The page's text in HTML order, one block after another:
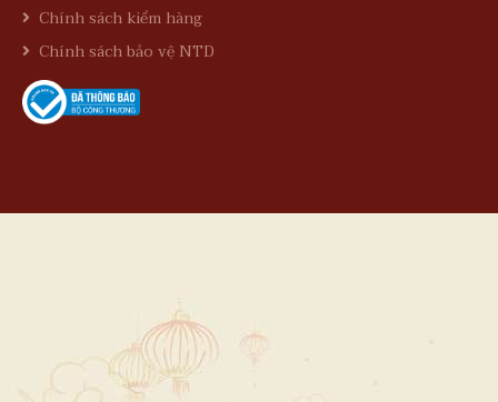
Chính sách kiểm hàng
Chính sách bảo vệ NTD